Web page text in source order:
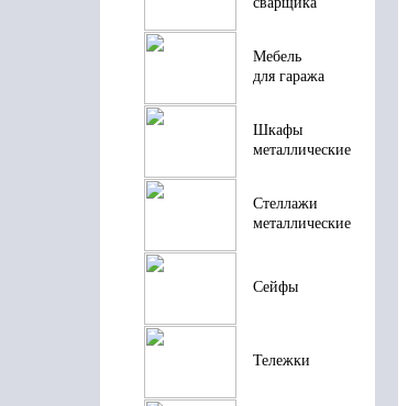
Мебель
для гаража
Шкафы
металлические
Стеллажи
металлические
Сейфы
Тележки